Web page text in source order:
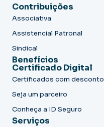
Contribuições
Associativa
Assistencial Patronal
Sindical
Benefícios
Certificado Digital
Certificados com desconto
Seja um parceiro
Conheça a ID Seguro
Serviços